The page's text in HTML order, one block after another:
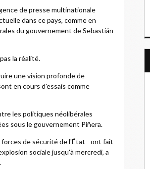
de presse multinationale
dans ce pays, comme en
du gouvernement de Sebastián
la réalité.
une vision profonde de
en cours d'essais comme
les politiques néolibérales
sous le gouvernement Piñera.
de sécurité de l'État - ont fait
sociale jusqu'à mercredi, a